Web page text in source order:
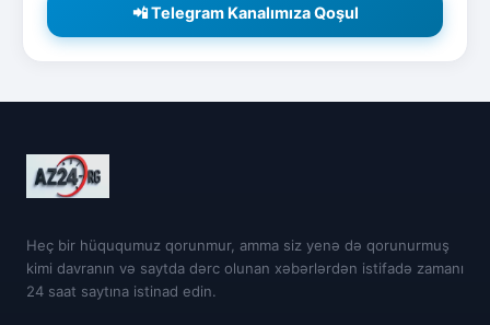
📲 Telegram Kanalımıza Qoşul
Heç bir hüququmuz qorunmur, amma siz yenə də qorunurmuş
kimi davranın və saytda dərc olunan xəbərlərdən istifadə zamanı
24 saat saytına istinad edin.